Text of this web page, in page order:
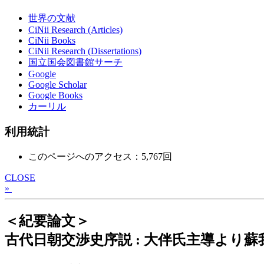
世界の文献
CiNii Research (Articles)
CiNii Books
CiNii Research (Dissertations)
国立国会図書館サーチ
Google
Google Scholar
Google Books
カーリル
利用統計
このページへのアクセス：5,767回
CLOSE
»
＜紀要論文＞
古代日朝交渉史序説 : 大伴氏主導より蘇